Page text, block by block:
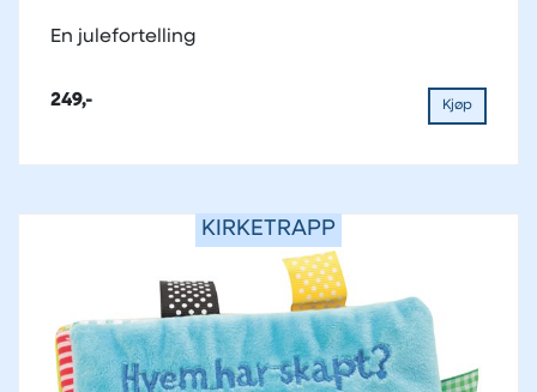
En julefortelling
249,- Kjøp
KIRKETRAPP